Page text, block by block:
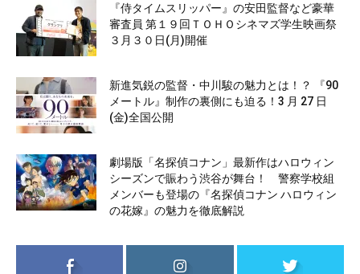
『侍タイムスリッパー』の安田監督など豪華
審査員 第１９回ＴＯＨＯシネマズ学生映画祭
３月３０日(月)開催
新進気鋭の監督・中川駿の魅力とは！？ 『90
メートル』制作の裏側にも迫る！3 月 27 日
(金)全国公開
劇場版「名探偵コナン」最新作はハロウィン
シーズンで賑わう渋谷が舞台！ 警察学校組
メンバーも登場の『名探偵コナン ハロウィン
の花嫁』の魅力を徹底解説